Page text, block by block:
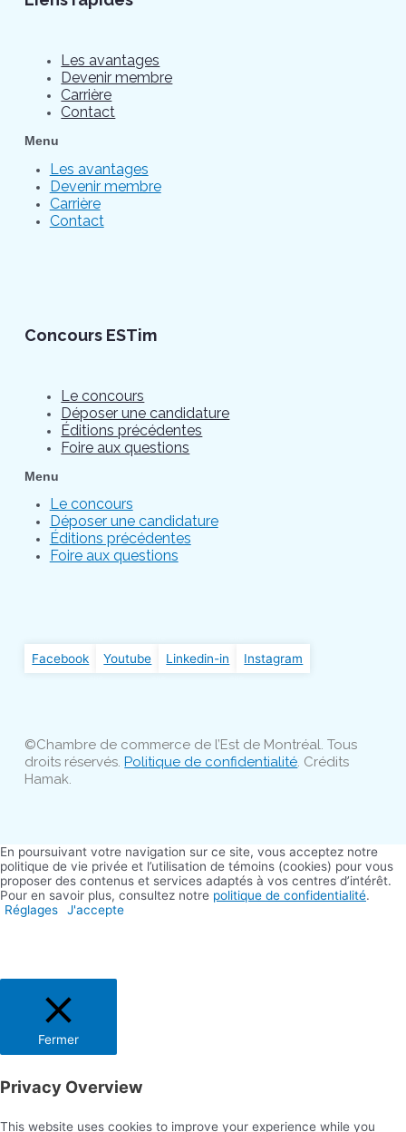
Les avantages
Devenir membre
Carrière
Contact
Menu
Les avantages
Devenir membre
Carrière
Contact
Concours ESTim
Le concours
Déposer une candidature
Éditions précédentes
Foire aux questions
Menu
Le concours
Déposer une candidature
Éditions précédentes
Foire aux questions
Facebook Youtube Linkedin-in Instagram
©Chambre de commerce de l’Est de Montréal. Tous
droits réservés.Politique de confidentialité. Crédits
Hamak.
En poursuivant votre navigation sur ce site, vous acceptez notre
politique de vie privée et l’utilisation de témoins (cookies) pour vous
proposer des contenus et services adaptés à vos centres d’intérêt.
Pour en savoir plus, consultez notre politique de confidentialité.
Réglages
J'accepte
Fermer
Privacy Overview
This website uses cookies to improve your experience while you